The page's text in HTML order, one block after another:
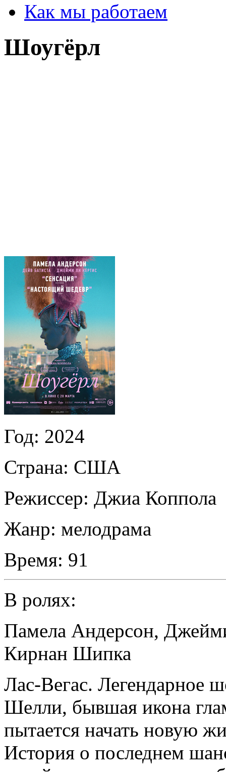
Как мы работаем
Шоугёрл
Год: 2024
Страна: США
Режиссер: Джиа Коппола
Жанр: мелодрама
Время: 91
В ролях:
Памела Андерсон,
Кирнан Шипка
Лас-Вегас. Легендарное
Шелли, бывшая икона
пытается начать новую
История о последнем